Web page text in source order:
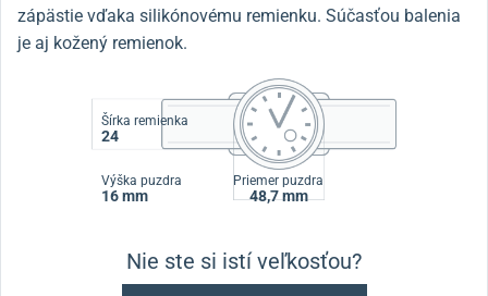
zápästie vďaka silikónovému remienku. Súčasťou balenia
je aj kožený remienok.
Šírka remienka
24
Výška puzdra
16 mm
Priemer puzdra
48,7 mm
Nie ste si istí veľkosťou?